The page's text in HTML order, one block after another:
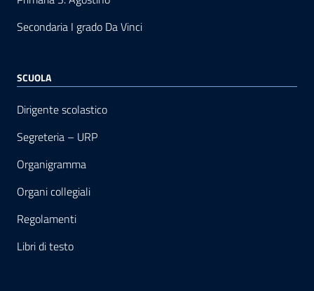
Secondaria I grado Da Vinci
SCUOLA
Dirigente scolastico
Segreteria – URP
Organigramma
Organi collegiali
Regolamenti
Libri di testo